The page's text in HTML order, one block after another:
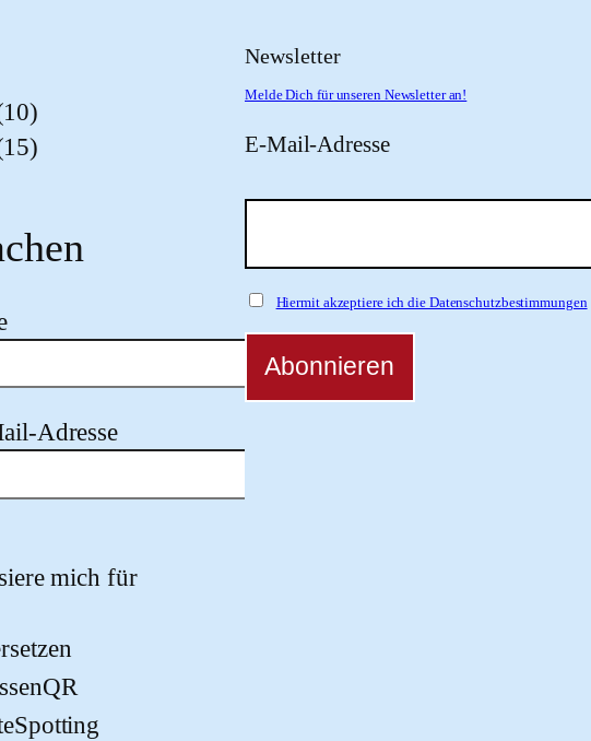
Adresse
mich für
Newsletter
Melde Dich für unseren Newsletter an!
E-Mail-Adresse
Hiermit akzeptiere ich die Datenschutzbestimmungen